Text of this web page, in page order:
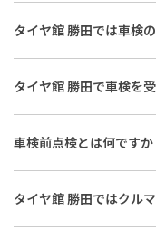
りを無料で実施してい
ご相談ください。
証明書が必要です。書
しの際には忘れずにご
タイヤ館 勝田では車検
タイヤ館 勝田での車検
状況により異なり、部
あります。 代車の有無
でお気軽にご相談くだ
タイヤ館 勝田で車検を
タイヤ館 勝田で車検を
握でき、経験豊富なスタ
スタッフが事前に点検し
前にしっかり説明しま
す。 ・交換部品やメン
しにも対応しています
ンテナンスパックなど
車検前点検とは何ですか
車検前点検は本検査の
な部品を事前に把握す
では、無料で車検前点
検満了期限の数か月前
タイヤ館 勝田ではクル
タイヤ館 勝田ではおク